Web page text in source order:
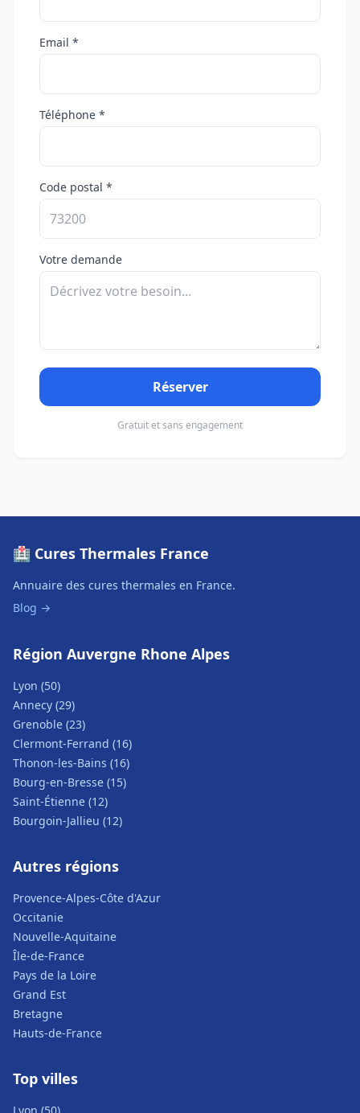
Email *
Téléphone *
Code postal *
Votre demande
Réserver
Gratuit et sans engagement
🏥 Cures Thermales France
Annuaire des cures thermales en France.
Blog →
Région Auvergne Rhone Alpes
Lyon (50)
Annecy (29)
Grenoble (23)
Clermont-Ferrand (16)
Thonon-les-Bains (16)
Bourg-en-Bresse (15)
Saint-Étienne (12)
Bourgoin-Jallieu (12)
Autres régions
Provence-Alpes-Côte d'Azur
Occitanie
Nouvelle-Aquitaine
Île-de-France
Pays de la Loire
Grand Est
Bretagne
Hauts-de-France
Top villes